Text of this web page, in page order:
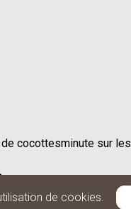
cocottesminute sur les
de cookies.